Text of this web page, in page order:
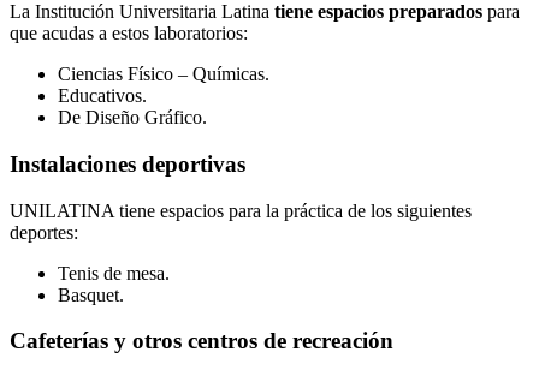
La Institución Universitaria Latina tiene espacios preparados para
que acudas a estos laboratorios:
Ciencias Físico – Químicas.
Educativos.
De Diseño Gráfico.
Instalaciones deportivas
UNILATINA tiene espacios para la práctica de los siguientes
deportes:
Tenis de mesa.
Basquet.
Cafeterías y otros centros de recreación